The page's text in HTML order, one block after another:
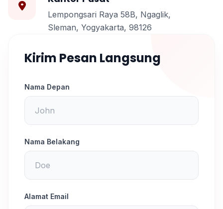
Lempongsari Raya 58B, Ngaglik,
Sleman, Yogyakarta, 98126
Kirim Pesan Langsung
Nama Depan
Nama Belakang
Alamat Email